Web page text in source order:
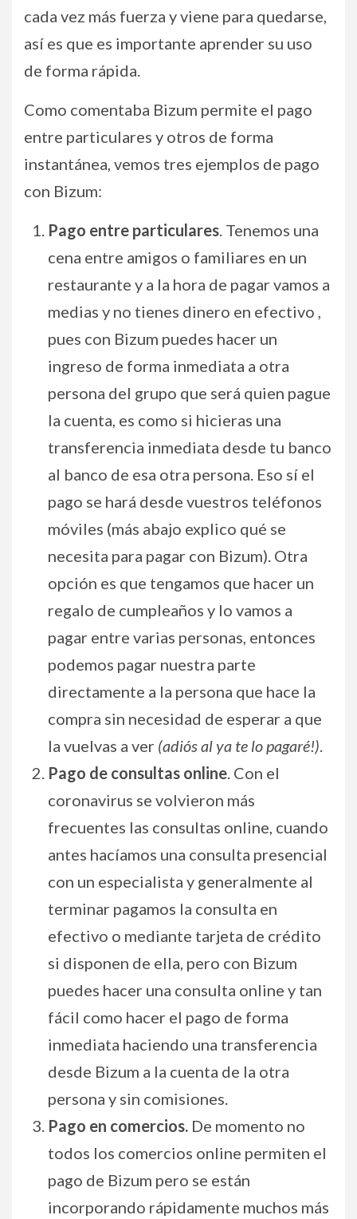
cada vez más fuerza y viene para quedarse,
así es que es importante aprender su uso
de forma rápida.
Como comentaba Bizum permite el pago
entre particulares y otros de forma
instantánea, vemos tres ejemplos de pago
con Bizum:
Pago entre particulares. Tenemos una
cena entre amigos o familiares en un
restaurante y a la hora de pagar vamos a
medias y no tienes dinero en efectivo ,
pues con Bizum puedes hacer un
ingreso de forma inmediata a otra
persona del grupo que será quien pague
la cuenta, es como si hicieras una
transferencia inmediata desde tu banco
al banco de esa otra persona. Eso sí el
pago se hará desde vuestros teléfonos
móviles (más abajo explico qué se
necesita para pagar con Bizum). Otra
opción es que tengamos que hacer un
regalo de cumpleaños y lo vamos a
pagar entre varias personas, entonces
podemos pagar nuestra parte
directamente a la persona que hace la
compra sin necesidad de esperar a que
la vuelvas a ver (adiós al ya te lo pagaré!).
Pago de consultas online. Con el
coronavirus se volvieron más
frecuentes las consultas online, cuando
antes hacíamos una consulta presencial
con un especialista y generalmente al
terminar pagamos la consulta en
efectivo o mediante tarjeta de crédito
si disponen de ella, pero con Bizum
puedes hacer una consulta online y tan
fácil como hacer el pago de forma
inmediata haciendo una transferencia
desde Bizum a la cuenta de la otra
persona y sin comisiones.
Pago en comercios. De momento no
todos los comercios online permiten el
pago de Bizum pero se están
incorporando rápidamente muchos más